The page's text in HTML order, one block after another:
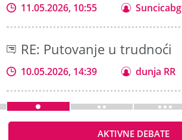
11.05.2026, 10:55 Suncicabg
RE: Putovanje u trudnoći
10.05.2026, 14:39 dunja RR
AKTIVNE DEBATE